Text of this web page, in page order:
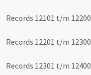
Records 12101 t/m 12200
Records 12201 t/m 12300
Records 12301 t/m 12400